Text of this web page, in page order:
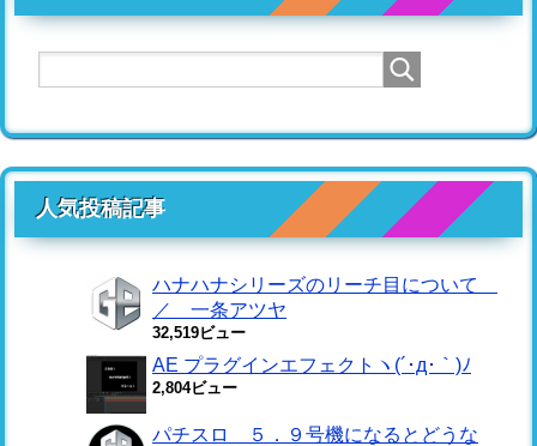
人気投稿記事
ハナハナシリーズのリーチ目について
／ 一条アツヤ
32,519ビュー
AE プラグインエフェクトヽ(´･д･｀)ﾉ
2,804ビュー
パチスロ ５．９号機になるとどうな